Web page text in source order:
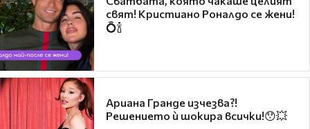
свят! Кристиано Роналдо се жени!
💍🍾
Ариана Гранде изчезва?!
Решението ѝ шокира всички!😯💥